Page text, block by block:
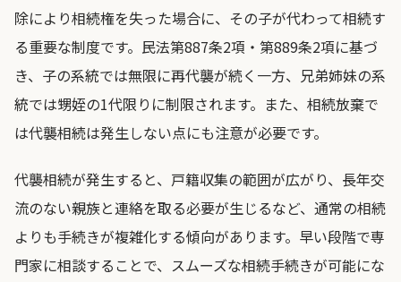
除により相続権を失った場合に、その子が代わって相続す
る重要な制度です。民法第887条2項・第889条2項に基づ
き、子の系統では無限に再代襲が続く一方、兄弟姉妹の系
統では甥姪の1代限りに制限されます。また、相続放棄で
は代襲相続は発生しない点にも注意が必要です。
代襲相続が発生すると、戸籍収集の範囲が広がり、長年交
流のない親族と連絡を取る必要が生じるなど、通常の相続
よりも手続きが複雑化する傾向があります。早い段階で専
門家に相談することで、スムーズな相続手続きが可能にな